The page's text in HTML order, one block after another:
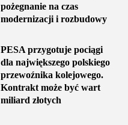
pożegnanie na czas
modernizacji i rozbudowy
PESA przygotuje pociągi
dla największego polskiego
przewoźnika kolejowego.
Kontrakt może być wart
miliard złotych